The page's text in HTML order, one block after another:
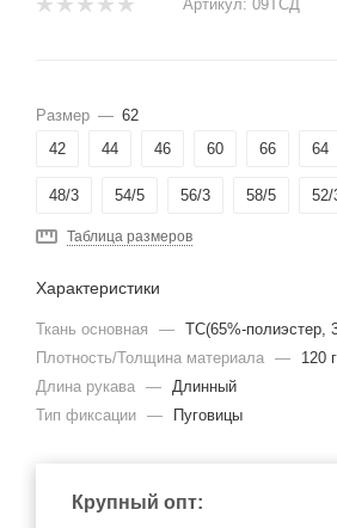
Артикул: 09ТСД
Размер — 62
42
44 46 60 66 64
48/3 54/5 56/3 58/5 52/
Таблица размеров
Характеристики
Ткань основная — TC(65%-полиэстер,
Плотность/Толщина материала —
120
Длина рукава — Длинный
Тип фиксации — Пуговицы
Крупный опт: